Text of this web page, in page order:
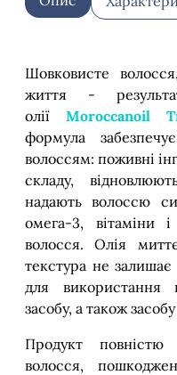
Шовковисте
життя -
олії Moroccanoil
формула
волоссям: поживні
складу,
надають волоссю
омега-3, вітаміни
волосся. Олія
текстура не залишає
для використання
засобу, а також
Продукт
волосся,